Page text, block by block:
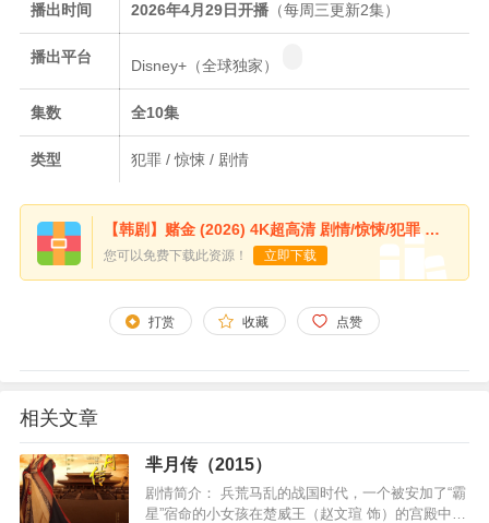
播出时间 2026年4月29日开播 （每周三更新2集）
播出平台 Disney+（全球独家）
集数 全10集
类型 犯罪 / 惊悚 / 剧情
【韩剧】赌金 (2026) 4K超高清 剧情/惊悚/犯罪 韩语中字 夸克百度迅雷UC网盘
您可以免费下载此资源！ 立即下载
打赏 收藏 点赞
相关文章
芈月传（2015）
剧情简介： 兵荒马乱的战国时代，一个被安加了“霸
星”宿命的小女孩在楚威王（赵文瑄 饰）的宫殿中诞